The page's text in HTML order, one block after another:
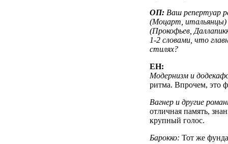
ОП: Ваш репертуар
(Моцарт, итальянцы)
(Прокофьев,
1-2 словами, что
стилях?
ЕН:
Модернизм и
ритма. Впрочем, это
Вагнер и другие
отличная память,
крупный голос.
Барокко: Тот же